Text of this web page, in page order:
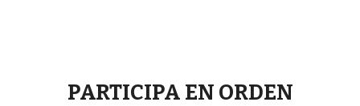
PARTICIPA EN ORDEN